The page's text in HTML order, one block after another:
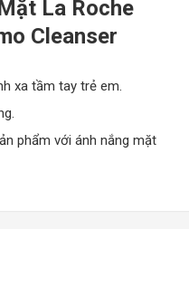
La Roche
Cleanser
xa tầm tay trẻ em.
phẩm với ánh nắng mặt